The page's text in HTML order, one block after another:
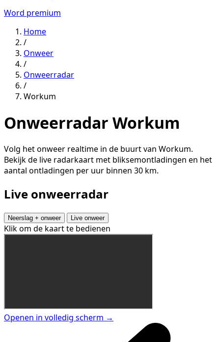
Word premium
Home
/
Onweer
/
Onweerradar
/
Workum
Onweerradar Workum
Volg het onweer realtime in de buurt van Workum.
Bekijk de live radarkaart met bliksemontladingen en het
aantal ontladingen per uur binnen 30 km.
Live onweerradar
Neerslag + onweer Live onweer
Klik om de kaart te bedienen
Openen in volledig scherm →